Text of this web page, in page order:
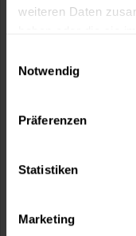
weiteren Daten
Notwendig
Präferenzen
Statistiken
Marketing
Merken